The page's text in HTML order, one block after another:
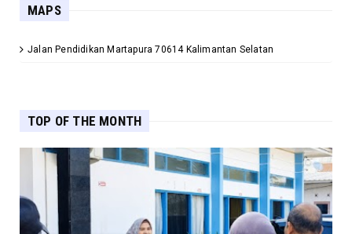
MAPS
Jalan Pendidikan Martapura 70614 Kalimantan Selatan
TOP OF THE MONTH